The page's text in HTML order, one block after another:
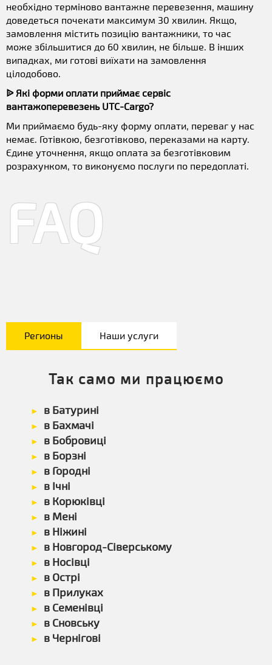
необхідно терміново вантажне перевезення, машину
доведеться почекати максимум 30 хвилин. Якщо,
замовлення містить позицію вантажники, то час
може збільшитися до 60 хвилин, не більше. В інших
випадках, ми готові виїхати на замовлення
цілодобово.
ᐉ Які форми оплати приймає сервіс
вантажоперевезень UTC-Cargo?
Ми приймаємо будь-яку форму оплати, переваг у нас
немає. Готівкою, безготівково, переказами на карту.
Єдине уточнення, якщо оплата за безготівковим
розрахунком, то виконуємо послуги по передоплаті.
FAQ
Регионы Наши услуги
Так само ми працюємо
в Батурині
в Бахмачі
в Бобровиці
в Борзні
в Городні
в Ічні
в Корюківці
в Мені
в Ніжині
в Новгород-Сіверському
в Носівці
в Острі
в Прилуках
в Семенівці
в Сновську
в Чернігові